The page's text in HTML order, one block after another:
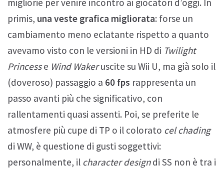
migliorie per venire incontro ai giocatori d’oggi. In
primis, una veste grafica migliorata: forse un
cambiamento meno eclatante rispetto a quanto
avevamo visto con le versioni in HD di Twilight
Princesse Wind Wakeruscite su Wii U, ma già solo il
(doveroso) passaggio a 60 fps rappresenta un
passo avanti più che significativo, con
rallentamenti quasi assenti. Poi, se preferite le
atmosfere più cupe di TP o il colorato cel chading
di WW, è questione di gusti soggettivi:
personalmente, il character designdi SS non è tra i